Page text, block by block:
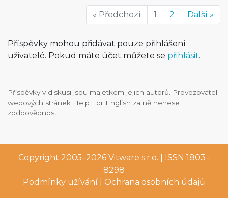
« Předchozí 1 2 Další »
Příspěvky mohou přidávat pouze přihlášení
uživatelé. Pokud máte účet můžete se přihlásit.
Příspěvky v diskusi jsou majetkem jejich autorů. Provozovatel
webových stránek Help For English za ně nenese
zodpovědnost.
Copyright 2005–2026 Vitware s.r.o. | ISSN 1803–
8298
Podmínky užívání
Ochrana osobních údajů